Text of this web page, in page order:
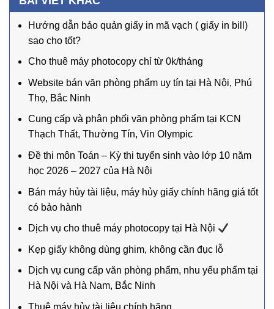
Hướng dẫn bảo quản giấy in mã vạch ( giấy in bill)
sao cho tốt?
Cho thuê máy photocopy chỉ từ 0k/tháng
Website bán văn phòng phẩm uy tín tại Hà Nội, Phú
Thọ, Bắc Ninh
Cung cấp và phân phối văn phòng phẩm tại KCN
Thạch Thất, Thường Tín, Vin Olympic
Đề thi môn Toán – Kỳ thi tuyển sinh vào lớp 10 năm
học 2026 – 2027 của Hà Nội
Bán máy hủy tài liệu, máy hủy giấy chính hãng giá tốt
có bảo hành
Dịch vụ cho thuê máy photocopy tại Hà Nội
Kẹp giấy không dùng ghim, không cần đục lỗ
Dịch vụ cung cấp văn phòng phẩm, nhu yếu phẩm tại
Hà Nội và Hà Nam, Bắc Ninh
Thuê máy hủy tài liệu chính hãng